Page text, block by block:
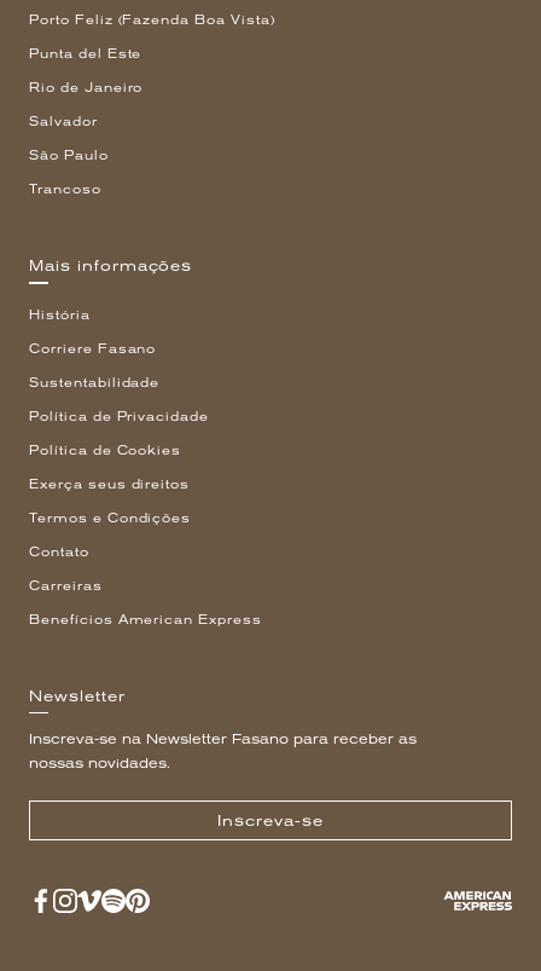
Porto Feliz (Fazenda Boa Vista)
Punta del Este
Rio de Janeiro
Salvador
São Paulo
Trancoso
Mais informações
História
Corriere Fasano
Sustentabilidade
Política de Privacidade
Política de Cookies
Exerça seus direitos
Termos e Condições
Contato
Carreiras
Benefícios American Express
Newsletter
Inscreva-se na Newsletter Fasano para receber as
nossas novidades.
Inscreva-se